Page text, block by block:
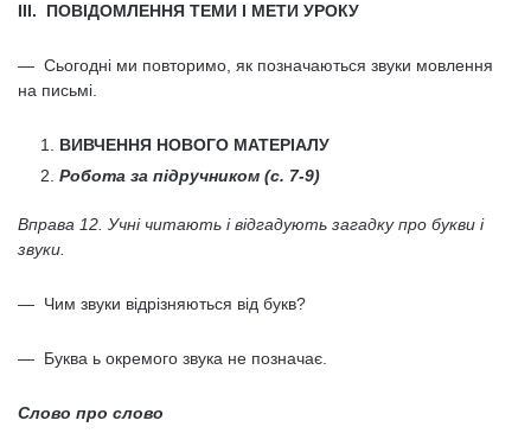
III. ПОВІДОМЛЕННЯ ТЕМИ І МЕТИ УРОКУ
— Сьогодні ми повторимо, як позначаються звуки мовлення
на письмі.
ВИВЧЕННЯ НОВОГО МАТЕРІАЛУ
Робота за підручником (с. 7-9)
Вправа 12. Учні читають і відгадують загадку про букви і
звуки.
— Чим звуки відрізняються від букв?
— Буква ь окремого звука не позначає.
Слово про слово